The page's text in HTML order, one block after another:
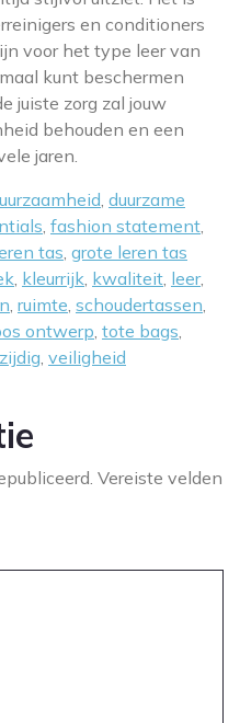
en conditioners
voor het type leer van
kunt beschermen
juiste zorg zal jouw
behouden en een
jaren.
, duurzame
, fashion statement,
tas, grote leren tas
, kleurrijk, kwaliteit, leer,
, ruimte, schoudertassen,
ontwerp, tote bags,
, veiligheid
Vereiste velden